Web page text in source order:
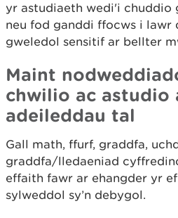
yr astudiaeth wedi'i chuddio
neu fod ganddi ffocws i
gweledol sensitif ar bellter
Maint
chwilio ac astudio
adeileddau tal
Gall math, ffurf, graddfa,
graddfa/lledaeniad
effaith fawr ar ehangder yr
sylweddol sy’n debygol.